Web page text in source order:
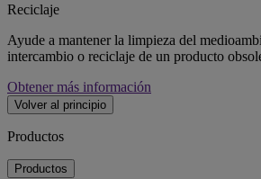
Reciclaje
Ayude a mantener la limpieza del
intercambio o reciclaje de un producto
Obtener más información
Volver al principio
Productos
Productos